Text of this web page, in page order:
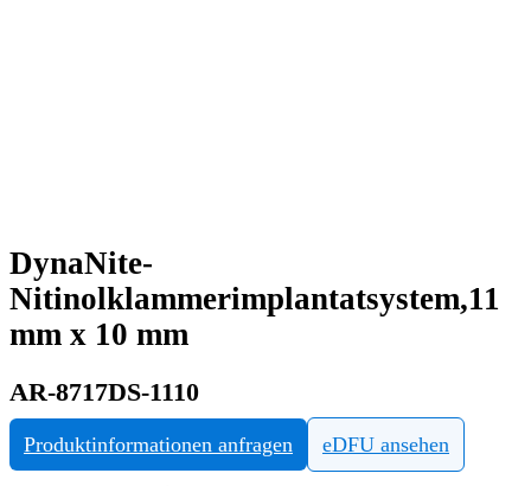
DynaNite-
Nitinolklammerimplantatsystem,11
mm x 10 mm
AR-8717DS-1110
Produktinformationen anfragen eDFU ansehen